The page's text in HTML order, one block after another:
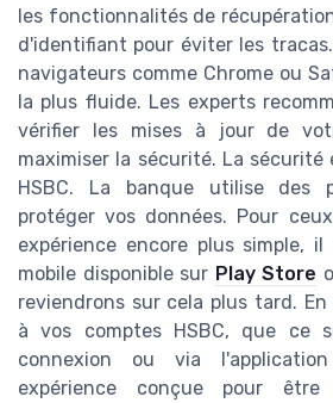
les fonctionnalités de
d'identifiant pour éviter les
navigateurs comme Chrome ou
la plus fluide. Les experts
vérifier les mises à jour de
maximiser la sécurité. La sécurité
HSBC. La banque utilise des
protéger vos données. Pour
expérience encore plus simple,
mobile disponible sur Play Store
reviendrons sur cela plus tard.
à vos comptes HSBC, que ce
connexion ou via
expérience conçue pour